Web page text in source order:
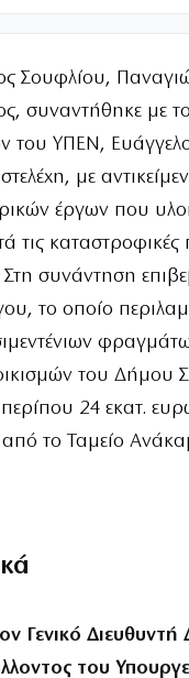
Σουφλίου,
συναντήθηκε με
του ΥΠΕΝ,
με
έργων που
τις καταστροφικές
συνάντηση
το οποίο
του Δήμου
24 εκατ.
το Ταμείο
Γενικό Διευθυντή
του